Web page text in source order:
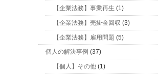
【企業法務】事業再生 (1)
【企業法務】売掛金回収 (3)
【企業法務】雇用問題 (5)
個人の解決事例 (37)
【個人】その他 (1)